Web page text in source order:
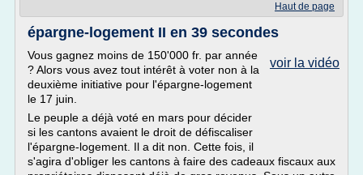
Haut de page
épargne-logement II en 39 secondes
voir la vidéo
Vous gagnez moins de 150'000 fr. par année
? Alors vous avez tout intérêt à voter non à la
deuxième initiative pour l'épargne-logement
le 17 juin.
Le peuple a déjà voté en mars pour décider
si les cantons avaient le droit de défiscaliser
l'épargne-logement. Il a dit non. Cette fois, il
s'agira d'obliger les cantons à faire des cadeaux fiscaux aux